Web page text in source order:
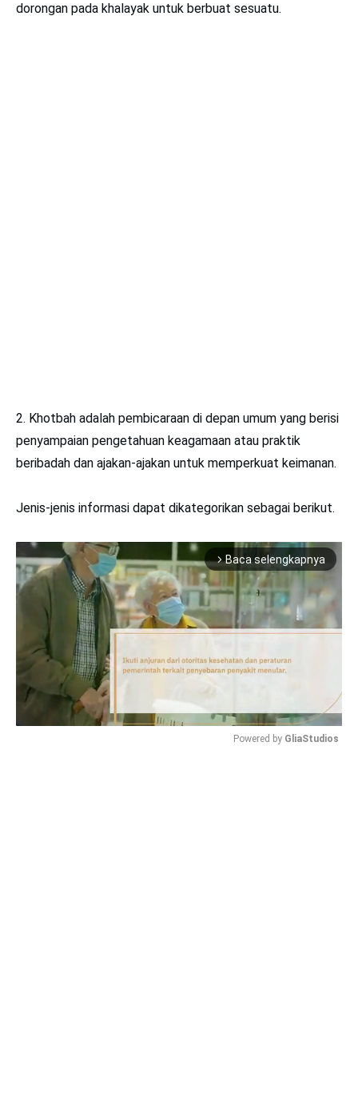
dorongan pada khalayak untuk berbuat sesuatu.
2. Khotbah adalah pembicaraan di depan umum yang berisi
penyampaian pengetahuan keagamaan atau praktik
beribadah dan ajakan-ajakan untuk memperkuat keimanan.
Jenis-jenis informasi dapat dikategorikan sebagai berikut.
arrow_forward_ios Baca selengkapnya
Powered by GliaStudios